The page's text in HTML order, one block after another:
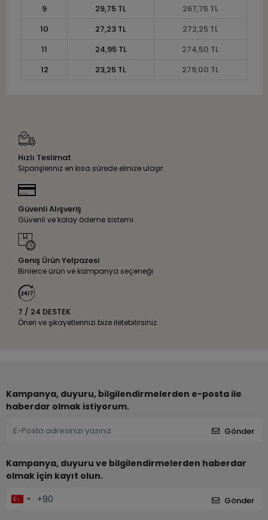
9
29,75 TL
267,75 TL
10
27,23 TL
272,25 TL
11
24,95 TL
274,50 TL
12
23,25 TL 279,00 TL
Hızlı Teslimat
Siparişleriniz en kısa sürede elinize ulaşır.
Güvenli Alışveriş
Güvenli ve kolay ödeme sistemi
Geniş Ürün Yelpazesi
Binlerce ürün ve kampanya seçeneği
7 / 24 DESTEK
Öneri ve şikayetlerinizi bize iletebilirsiniz.
Kampanya, duyuru, bilgilendirmelerden e-posta ile
haberdar olmak istiyorum.
Gönder
Kampanya, duyuru ve bilgilendirmelerden haberdar
olmak için kayıt olun.
Gönder